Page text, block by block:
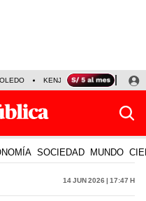
KENJI FUJIMORI
SOCIEDAD MUNDO
14 Jun 2026 | 17:47 h